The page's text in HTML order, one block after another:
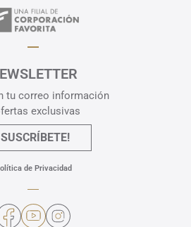
tu correo información
exclusivas
de Privacidad